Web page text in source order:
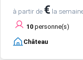
à partir de € la
10 personne(s)
Château